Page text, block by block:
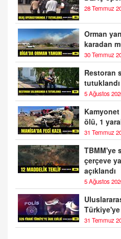
28 Temmuz
Orman
karadan
30 Temmuz
Restoran
tutuklandı
5 Ağustos
ölü, 1
31 Temmuz
TBMM'ye
çerçeve
açıklandı
5 Ağustos
31 Temmuz